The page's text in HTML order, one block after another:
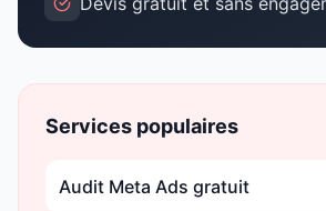
Services populaires
Audit Meta Ads gratuit